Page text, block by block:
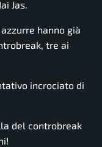
Jas.
azzurre hanno già
tre ai
incrociato di
del controbreak